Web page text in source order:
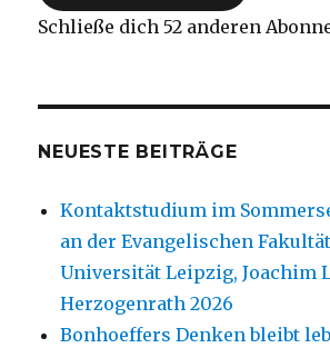
Schließe dich 52 anderen
NEUESTE BEITRÄGE
Kontaktstudium im
an der Evangelischen
Universität Leipzig, Joachim
Herzogenrath 2026
Bonhoeffers Denken bleibt